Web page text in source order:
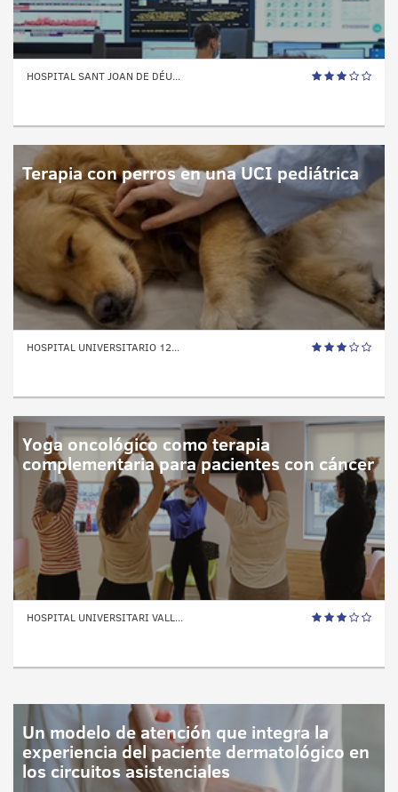
HOSPITAL SANT JOAN DE DÉU...
Terapia con perros en una UCI pediátrica
HOSPITAL UNIVERSITARIO 12...
Yoga oncológico como terapia
complementaria para pacientes con cáncer
HOSPITAL UNIVERSITARI VALL...
Un modelo de atención que integra la
experiencia del paciente dermatológico en
los circuitos asistenciales